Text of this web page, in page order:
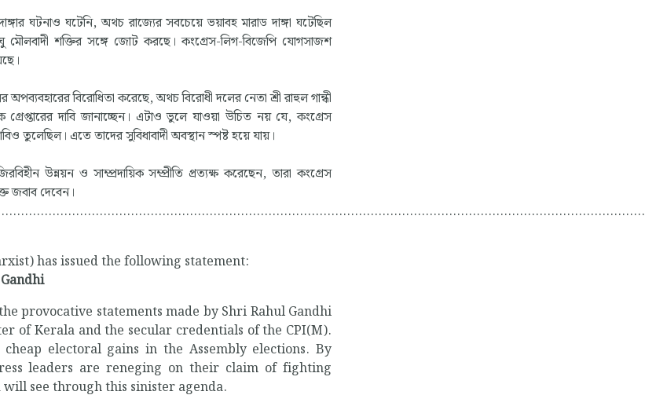
ঘটনাও ঘটেনি, অথচ রাজ্যের সবচেয়ে ভয়াবহ মারাড দাঙ্গা ঘটেছিল
শক্তির সঙ্গে জোট করছে। কংগ্রেস-লিগ-বিজেপি যোগসাজশ
অপব্যবহারের বিরোধিতা করেছে, অথচ বিরোধী দলের নেতা শ্রী রাহুল গান্ধী
গ্রেপ্তারের দাবি জানাচ্ছেন। এটাও ভুলে যাওয়া উচিত নয় যে, কংগ্রেস
তুলেছিল। এতে তাদের সুবিধাবাদী অবস্থান স্পষ্ট হয়ে যায়।
উন্নয়ন ও সাম্প্রদায়িক সম্প্রীতি প্রত্যক্ষ করেছেন, তারা কংগ্রেস
জবাব দেবেন।
has issued the following statement:
provocative statements made by Shri Rahul Gandhi
of Kerala and the secular credentials of the CPI(M).
electoral gains in the Assembly elections. By
leaders are reneging on their claim of fighting
see through this sinister agenda.